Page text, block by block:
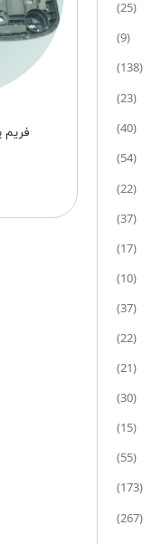
(25)
(9)
(138)
(23)
(40)
(54)
(22)
(37)
(17)
(10)
(37)
(22)
(21)
(30)
(15)
(55)
(173)
(267)
فریم